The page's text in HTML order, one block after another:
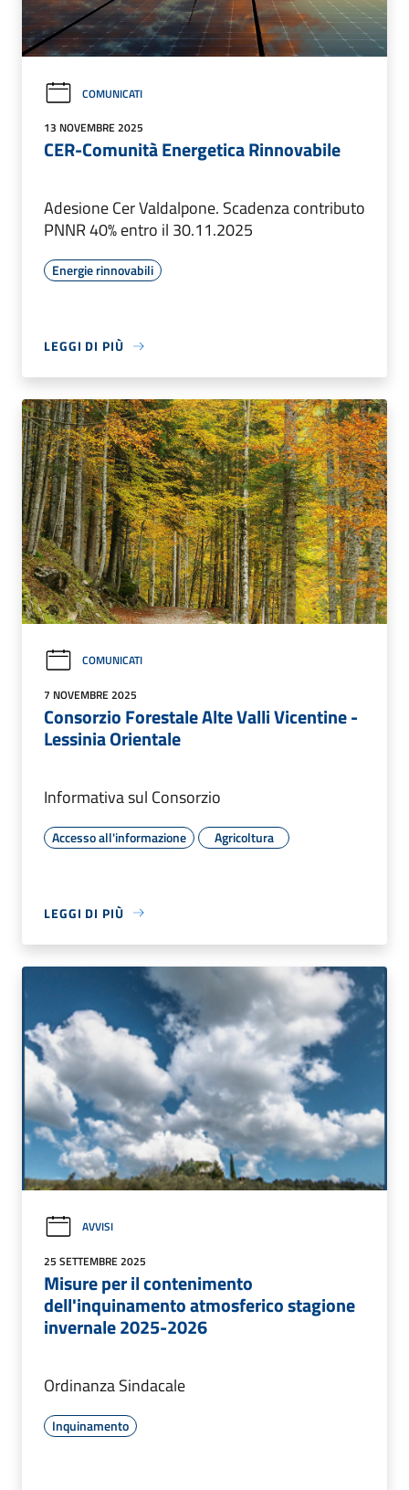
COMUNICATI
13 NOVEMBRE 2025
CER-Comunità Energetica Rinnovabile
Adesione Cer Valdalpone. Scadenza contributo
PNNR 40% entro il 30.11.2025
Energie rinnovabili
LEGGI DI PIÙ
COMUNICATI
7 NOVEMBRE 2025
Consorzio Forestale Alte Valli Vicentine -
Lessinia Orientale
Informativa sul Consorzio
Accesso all'informazione Agricoltura
LEGGI DI PIÙ
AVVISI
25 SETTEMBRE 2025
Misure per il contenimento
dell'inquinamento atmosferico stagione
invernale 2025-2026
Ordinanza Sindacale
Inquinamento